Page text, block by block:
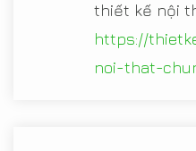
thiết kế nội
https://
noi-that-